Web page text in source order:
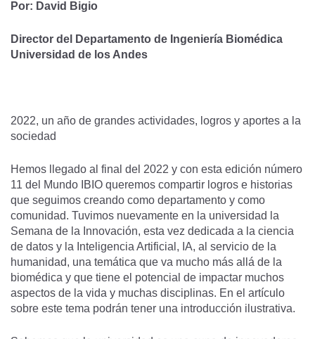
Por: David Bigio
Director del Departamento de Ingeniería Biomédica
Universidad de los Andes
2022, un año de grandes actividades, logros y aportes a la
sociedad
Hemos llegado al final del 2022 y con esta edición número
11 del Mundo IBIO queremos compartir logros e historias
que seguimos creando como departamento y como
comunidad. Tuvimos nuevamente en la universidad la
Semana de la Innovación, esta vez dedicada a la ciencia
de datos y la Inteligencia Artificial, IA, al servicio de la
humanidad, una temática que va mucho más allá de la
biomédica y que tiene el potencial de impactar muchos
aspectos de la vida y muchas disciplinas. En el artículo
sobre este tema podrán tener una introducción ilustrativa.